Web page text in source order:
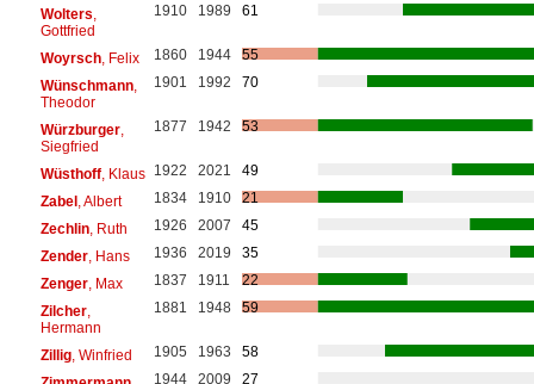
Wolters
Gottfried
1910 1989 61
Woyrsch, Felix 1860 1944
55
Wünschmann,
Theodor
1901 1992 70
Würzburger,
Siegfried
1877 1942 53
Wüsthoff, Klaus 1922 2021
49
Zabel, Albert 1834 1910
21
Zechlin, Ruth 1926 2007
45
Zender, Hans 1936 2019
35
Zenger, Max 1837 1911
22
Zilcher,
Hermann
1881 1948 59
Zillig, Winfried 1905 1963
58
1944 2009 27